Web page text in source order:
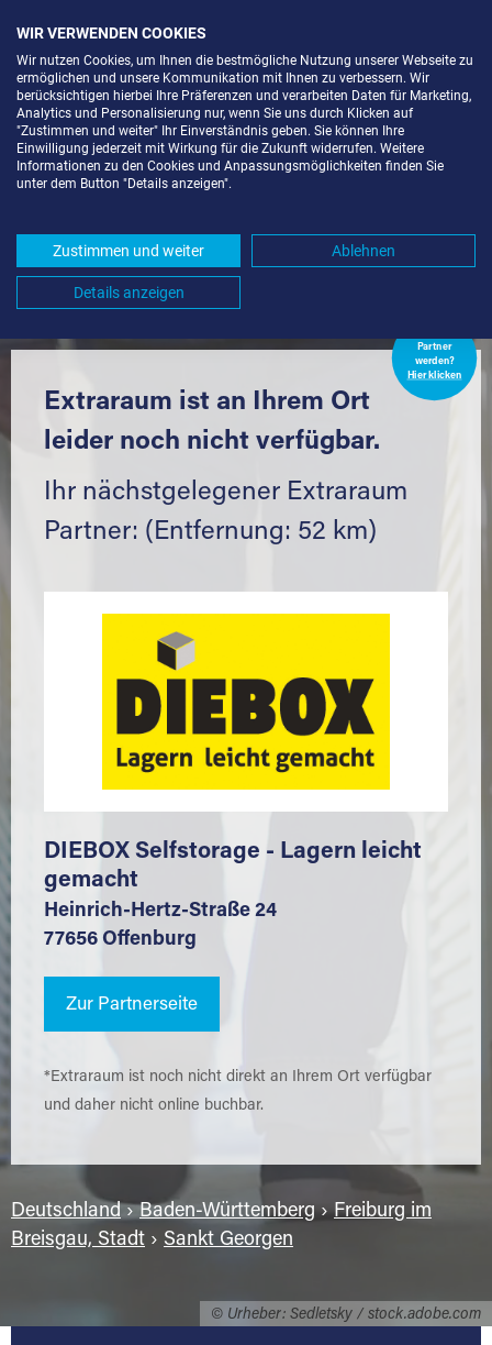
© Urheber: Sedletsky / stock.adobe.com
SELF STORAGE IN FREIBURG IM
UND UMGEBUNG *
Komfortabel einlagern mit Extraraum
Partner
werden?
Hier klicken
Extraraum ist an Ihrem Ort
leider noch nicht verfügbar.
Ihr nächstgelegener Extraraum
Partner: (Entfernung: 52 km)
DIEBOX Selfstorage - Lagern leicht
gemacht
Heinrich-Hertz-Straße 24
77656 Offenburg
Zur Partnerseite
*Extraraum ist noch nicht direkt an Ihrem Ort verfügbar
und daher nicht online buchbar.
Deutschland ›Baden-Württemberg ›Freiburg im
Breisgau, Stadt › Sankt Georgen
WIR VERWENDEN COOKIES
Wir nutzen Cookies, um Ihnen die bestmögliche Nutzung unserer Webseite zu
ermöglichen und unsere Kommunikation mit Ihnen zu verbessern. Wir
berücksichtigen hierbei Ihre Präferenzen und verarbeiten Daten für Marketing,
Analytics und Personalisierung nur, wenn Sie uns durch Klicken auf
"Zustimmen und weiter" Ihr Einverständnis geben. Sie können Ihre
Einwilligung jederzeit mit Wirkung für die Zukunft widerrufen. Weitere
Informationen zu den Cookies und Anpassungsmöglichkeiten finden Sie
unter dem Button "Details anzeigen".
Zustimmen und weiter Ablehnen
Details anzeigen